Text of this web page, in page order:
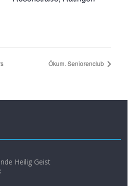
Ökum. Seniorenclub
Heilig Geist